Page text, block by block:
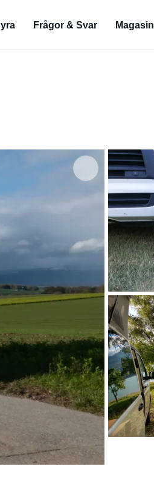
Frågor & Svar Magasin